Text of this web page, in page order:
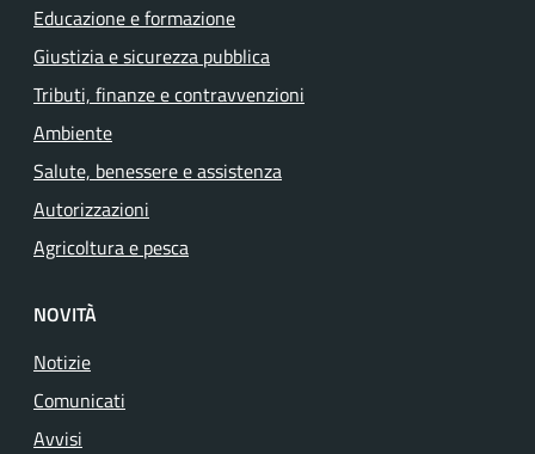
Educazione e formazione
Giustizia e sicurezza pubblica
Tributi, finanze e contravvenzioni
Ambiente
Salute, benessere e assistenza
Autorizzazioni
Agricoltura e pesca
NOVITÀ
Notizie
Comunicati
Avvisi